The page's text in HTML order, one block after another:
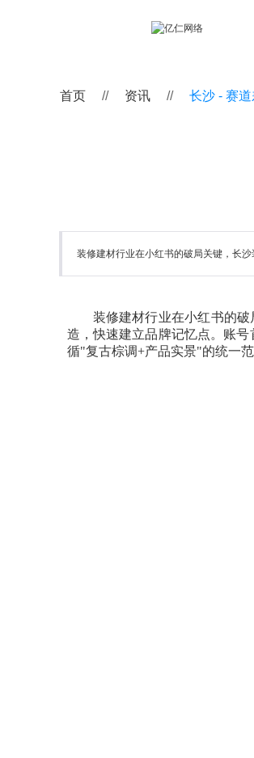
装修建材行业在小红书的破局关键，长沙
装修建材行业在小红书的破
造，快速建立品牌记忆点。账
循"复古棕调+产品实景"的统一
首页 // 资讯 // 长沙 - 赛